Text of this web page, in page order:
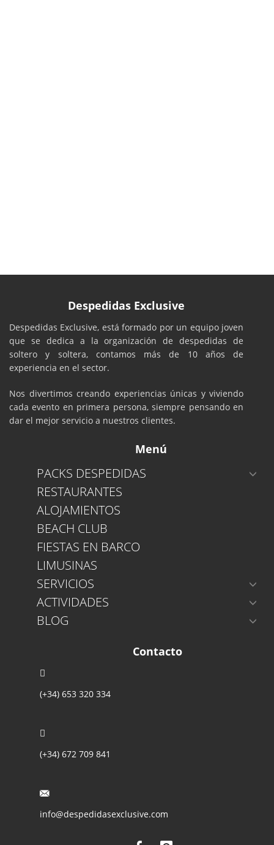
Despedidas Exclusive
Despedidas Exclusive, está formado por un equipo joven
que se dedica a la organización de despedidas de
soltero y soltera, contamos más de 10 años de
experiencia en el sector.
Nos divertimos creando experiencias únicas y viviendo
cada evento en primera persona, siempre pensando en
dar el mejor servicio a nuestros clientes.
Menú
PACKS DESPEDIDAS
RESTAURANTES
ALOJAMIENTOS
BEACH CLUB
FIESTAS EN BARCO
LIMUSINAS
SERVICIOS
ACTIVIDADES
BLOG
Contacto
(+34) 653 320 334
(+34) 672 709 841
info@despedidasexclusive.com